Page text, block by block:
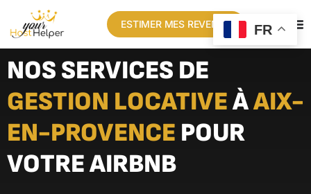
ESTIMER MES REVENUS
NOS SERVICES DE
GESTION LOCATIVEÀAIX-
EN-PROVENCE POUR
VOTRE AIRBNB
FR